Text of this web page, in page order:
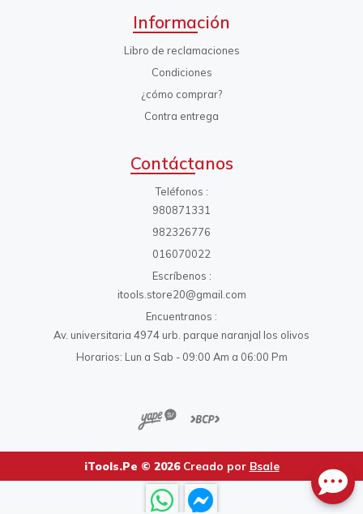
Información
Libro de reclamaciones
Condiciones
¿cómo comprar?
Contra entrega
Contáctanos
Teléfonos
980871331
982326776
016070022
Escríbenos
itools.store20@gmail.com
Encuentranos
Av. universitaria 4974 urb. parque naranjal los olivos
Horarios: Lun a Sab - 09:00 Am a 06:00 Pm
iTools.Pe © 2026Creado por Bsale